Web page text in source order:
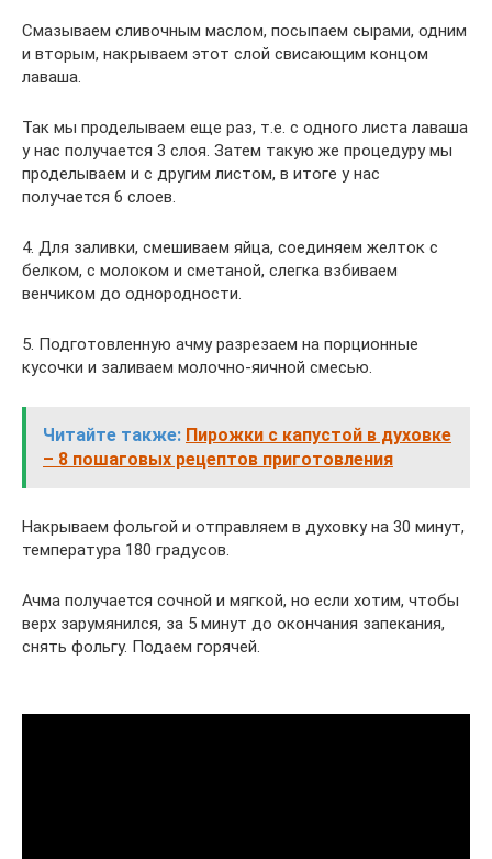
Смазываем сливочным маслом, посыпаем сырами, одним
и вторым, накрываем этот слой свисающим концом
лаваша.
Так мы проделываем еще раз, т.е. с одного листа лаваша
у нас получается 3 слоя. Затем такую же процедуру мы
проделываем и с другим листом, в итоге у нас
получается 6 слоев.
4. Для заливки, смешиваем яйца, соединяем желток с
белком, с молоком и сметаной, слегка взбиваем
венчиком до однородности.
5. Подготовленную ачму разрезаем на порционные
кусочки и заливаем молочно-яичной смесью.
Читайте также: Пирожки с капустой в духовке
– 8 пошаговых рецептов приготовления
Накрываем фольгой и отправляем в духовку на 30 минут,
температура 180 градусов.
Ачма получается сочной и мягкой, но если хотим, чтобы
верх зарумянился, за 5 минут до окончания запекания,
снять фольгу. Подаем горячей.